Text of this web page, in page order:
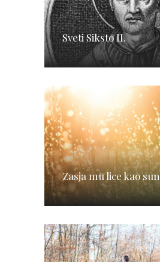
Sveti Siksto II.
Zasja mu lice kao